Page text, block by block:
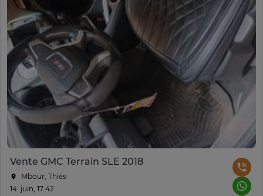
Vente GMC Terrain SLE 2018
Mbour, Thiès
14. juin, 17:42